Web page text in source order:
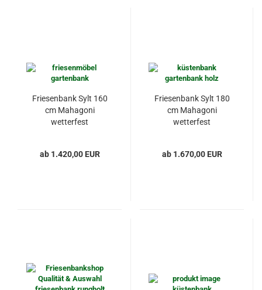
Friesenbank Sylt 160
cm Mahagoni
wetterfest
ab 1.420,00 EUR
Friesenbank Sylt 180
cm Mahagoni
wetterfest
ab 1.670,00 EUR